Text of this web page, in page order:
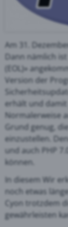
Am 31.
Dann nämlich
(EOL)»
Version der
erhält und
Normalerweise
Grund genug,
einzustellen.
und auch PHP
können.
In diesem Wir
noch etwas
Cyon trotzdem
gewährleisten